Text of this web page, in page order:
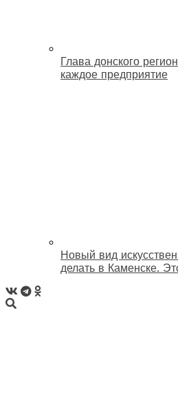
Глава донского
каждое предприятие
Новый вид
делать в Каменске.